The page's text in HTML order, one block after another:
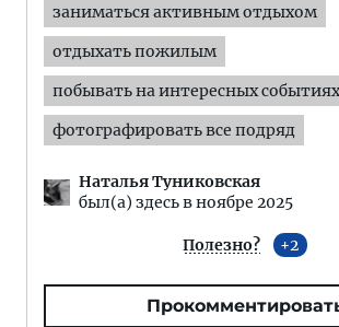
заниматься активным отдыхом
отдыхать пожилым
побывать на интересных событиях
фотографировать все подряд
Наталья Туниковская
был(а) здесь в ноябре 2025
Полезно? 2